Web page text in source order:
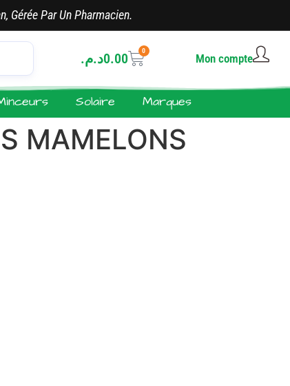
Gérée Par Un Pharmacien.
0.00د.م. 0
Mon compte
Solaire Marques
MAMELONS